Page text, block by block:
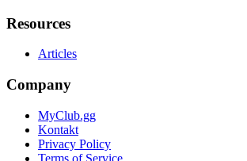
Resources
Articles
Company
MyClub.gg
Kontakt
Privacy Policy
Terms of Service